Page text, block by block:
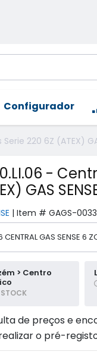
Configurador
220 6Z (ATEX)
-
GAS
| Item # GAGS-
GAS SENSE 6
> Centro
de preços e
o pré-